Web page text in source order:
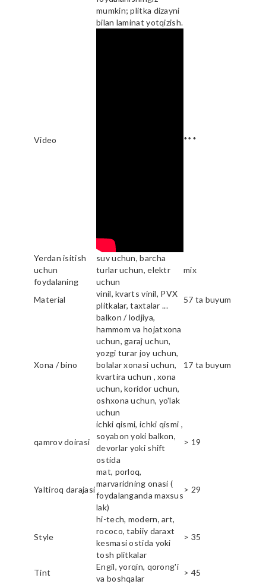
mumkin; plitka dizayni
bilan laminat yotqizish.
Video ***
Yerdan isitish
uchun
foydalaning
suv uchun, barcha
turlar uchun, elektr
uchun
mix
Material
vinil, kvarts vinil, PVX
plitkalar, taxtalar ...
57 ta buyum
Xona / bino
balkon / lodjiya,
hammom va hojatxona
uchun, garaj uchun,
yozgi turar joy uchun,
bolalar xonasi uchun,
kvartira uchun , xona
uchun, koridor uchun,
oshxona uchun, yo'lak
uchun
17 ta buyum
qamrov doirasi
ichki qismi, ichki qismi ,
soyabon yoki balkon,
devorlar yoki shift
ostida
> 19
Yaltiroq darajasi
mat, porloq,
marvaridning onasi (
foydalanganda maxsus
lak)
> 29
Style
hi-tech, modern, art,
rococo, tabiiy daraxt
kesmasi ostida yoki
tosh plitkalar
> 35
Tint
Engil, yorqin, qorong'i
va boshqalar
> 45